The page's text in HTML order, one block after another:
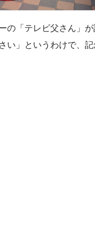
「テレビ父さん」が
い」というわけで、